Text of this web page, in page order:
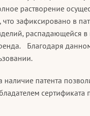
растворение
что зафиксировано в
распадающейся в
Благодаря
патента